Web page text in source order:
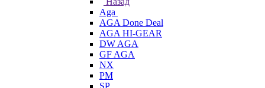
Aga
AGA Done Deal
AGA HI-GEAR
DW AGA
GF AGA
NX
PM
SP